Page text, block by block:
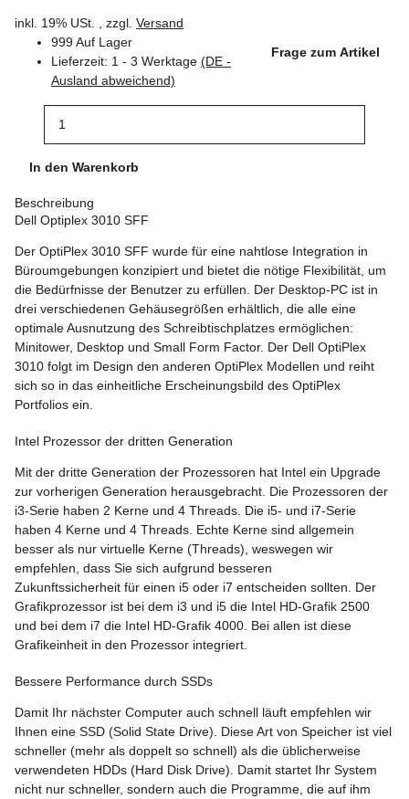
inkl. 19% USt. , zzgl. Versand
999 Auf Lager
Lieferzeit: 1 - 3 Werktage (DE -
Ausland abweichend)
Frage zum Artikel
In den Warenkorb
Beschreibung
Dell Optiplex 3010 SFF
Der OptiPlex 3010 SFF wurde für eine nahtlose Integration in
Büroumgebungen konzipiert und bietet die nötige Flexibilität, um
die Bedürfnisse der Benutzer zu erfüllen. Der Desktop-PC ist in
drei verschiedenen Gehäusegrößen erhältlich, die alle eine
optimale Ausnutzung des Schreibtischplatzes ermöglichen:
Minitower, Desktop und Small Form Factor. Der Dell OptiPlex
3010 folgt im Design den anderen OptiPlex Modellen und reiht
sich so in das einheitliche Erscheinungsbild des OptiPlex
Portfolios ein.
Intel Prozessor der dritten Generation
Mit der dritte Generation der Prozessoren hat Intel ein Upgrade
zur vorherigen Generation herausgebracht. Die Prozessoren der
i3-Serie haben 2 Kerne und 4 Threads. Die i5- und i7-Serie
haben 4 Kerne und 4 Threads. Echte Kerne sind allgemein
besser als nur virtuelle Kerne (Threads), weswegen wir
empfehlen, dass Sie sich aufgrund besseren
Zukunftssicherheit für einen i5 oder i7 entscheiden sollten. Der
Grafikprozessor ist bei dem i3 und i5 die Intel HD-Grafik 2500
und bei dem i7 die Intel HD-Grafik 4000. Bei allen ist diese
Grafikeinheit in den Prozessor integriert.
Bessere Performance durch SSDs
Damit Ihr nächster Computer auch schnell läuft empfehlen wir
Ihnen eine SSD (Solid State Drive). Diese Art von Speicher ist viel
schneller (mehr als doppelt so schnell) als die üblicherweise
verwendeten HDDs (Hard Disk Drive). Damit startet Ihr System
nicht nur schneller, sondern auch die Programme, die auf ihm